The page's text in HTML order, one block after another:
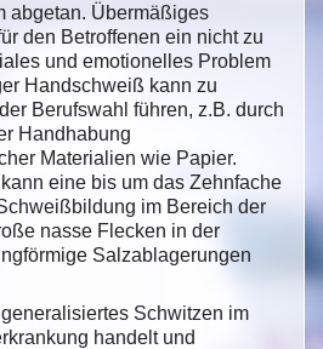
abgetan. Übermäßiges
den Betroffenen ein nicht zu
und emotionelles Problem
Handschweiß kann zu
Berufswahl führen, z.B. durch
Handhabung
Materialien wie Papier.
eine bis um das Zehnfache
im Bereich der
nasse Flecken in der
Salzablagerungen
Schwitzen im
handelt und